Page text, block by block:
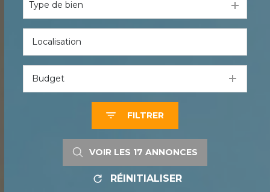
Type de bien
Budget
FILTRER
VOIR LES 17 ANNONCES
RÉINITIALISER